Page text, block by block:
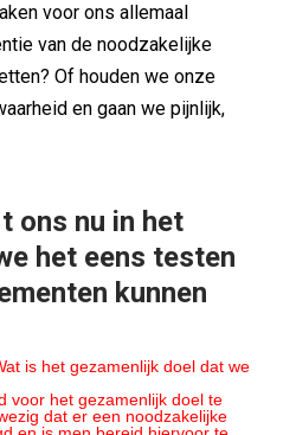
voor ons allemaal
van de noodzakelijke
Of houden we onze
en gaan we pijnlijk,
ons nu in het
het eens testen
kunnen
is het gezamenlijk doel dat we
voor het gezamenlijk doel te
dat er een noodzakelijke